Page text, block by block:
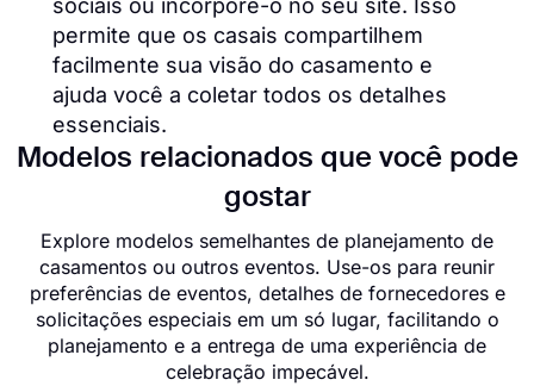
sociais ou incorpore-o no seu site. Isso
permite que os casais compartilhem
facilmente sua visão do casamento e
ajuda você a coletar todos os detalhes
essenciais.
Modelos relacionados que você pode
gostar
Explore modelos semelhantes de planejamento de
casamentos ou outros eventos. Use-os para reunir
preferências de eventos, detalhes de fornecedores e
solicitações especiais em um só lugar, facilitando o
planejamento e a entrega de uma experiência de
celebração impecável.